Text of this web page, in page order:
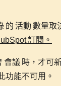
的 活動 數量取
訂閱。
會議 時，才可
功能不可用。